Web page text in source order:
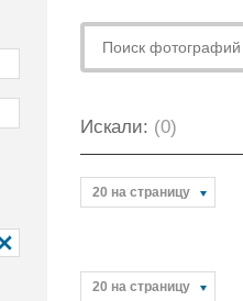
Искали: (0)
20 на страницу
20 на страницу